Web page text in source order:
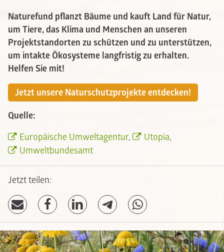
Naturefund pflanzt Bäume und kauft Land für Natur,
um Tiere, das Klima und Menschen an unseren
Projektstandorten zu schützen und zu unterstützen,
um intakte Ökosysteme langfristig zu erhalten.
Helfen Sie mit!
Jetzt unsere Naturschutzprojekte entdecken!
Quelle:
Europäische Umweltagentur, Utopia,
Umweltbundesamt
Jetzt teilen: